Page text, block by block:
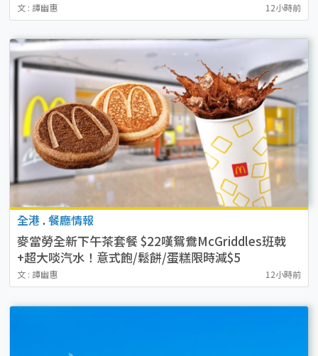
文 : 譚幽惠 12小時前
全港 . 餐廳情報
麥當勞全新下午茶套餐 $22嘆鴛鴦McGriddles班戟
+超大啖汽水！意式飽/鬆餅/蛋糕限時減$5
文 : 譚幽惠 12小時前